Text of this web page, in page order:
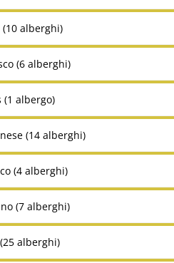
(10 alberghi)
(6 alberghi)
(1 albergo)
(14 alberghi)
(4 alberghi)
(7 alberghi)
alberghi)